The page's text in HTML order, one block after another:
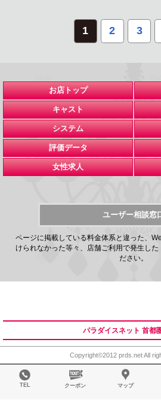
1 2 3
お店トップ
キャスト
システム
評価データ
女性求人
ユーザー相談窓
ページに掲載している料金体系と違った、
けられなかった等々、店舗ご利用で発生した
ださい。
TEL クーポン マップ
パラダイスネット 首都
Copyright©2012 prds.net All